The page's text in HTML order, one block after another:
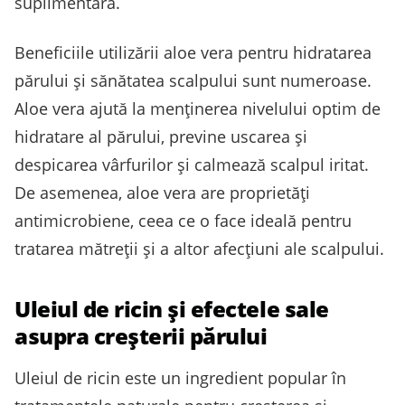
Beneficiile utilizării aloe vera pentru hidratarea
părului și sănătatea scalpului sunt numeroase.
Aloe vera ajută la menținerea nivelului optim de
hidratare al părului, previne uscarea și
despicarea vârfurilor și calmează scalpul iritat.
De asemenea, aloe vera are proprietăți
antimicrobiene, ceea ce o face ideală pentru
tratarea mătreții și a altor afecțiuni ale scalpului.
Uleiul de ricin și efectele sale
asupra creșterii părului
Uleiul de ricin este un ingredient popular în